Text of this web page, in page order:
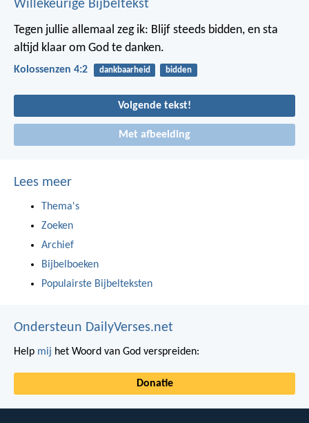
Willekeurige Bijbeltekst
Tegen jullie allemaal zeg ik: Blijf steeds bidden, en sta
altijd klaar om God te danken.
Kolossenzen 4:2 dankbaarheid bidden
Volgende tekst!
Met afbeelding
Lees meer
Thema's
Zoeken
Archief
Bijbelboeken
Populairste Bijbelteksten
Ondersteun DailyVerses.net
Help mij het Woord van God verspreiden:
Donatie